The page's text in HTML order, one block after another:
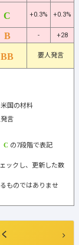
+0.3% +0.3%
-
+28
要人発言
国の材料
言
の7段階で表記
ックし、更新した数
ものではありませ